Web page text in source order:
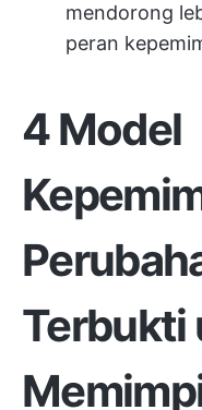
mendorong
peran
4 Model
Terbukti